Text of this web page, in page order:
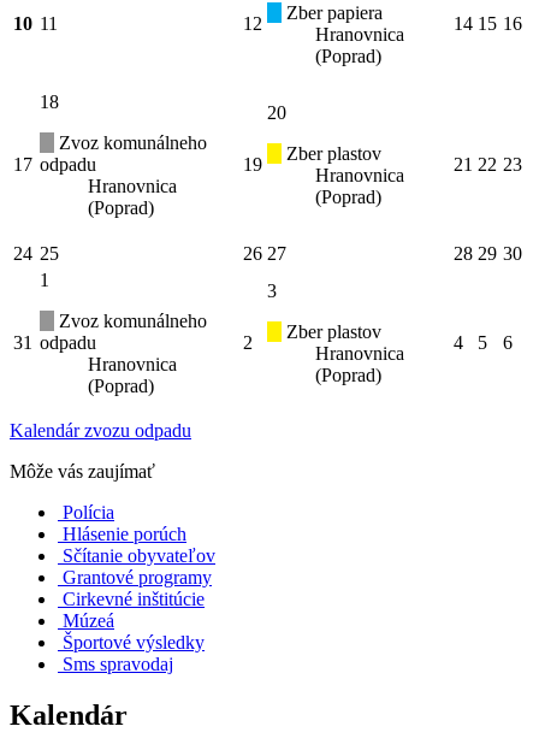
10 11 12
Zber papiera
Hranovnica
(Poprad)
14 15 16
17
18
Zvoz komunálneho
odpadu
Hranovnica
(Poprad)
19
20
Zber plastov
Hranovnica
(Poprad)
21 22 23
24 25 26 27 28 29 30
31
1
Zvoz komunálneho
odpadu
Hranovnica
(Poprad)
2
3
Zber plastov
Hranovnica
(Poprad)
4 5 6
Kalendár zvozu odpadu
Môže vás zaujímať
Polícia
Hlásenie porúch
Sčítanie obyvateľov
Grantové programy
Cirkevné inštitúcie
Múzeá
Športové výsledky
Sms spravodaj
Kalendár